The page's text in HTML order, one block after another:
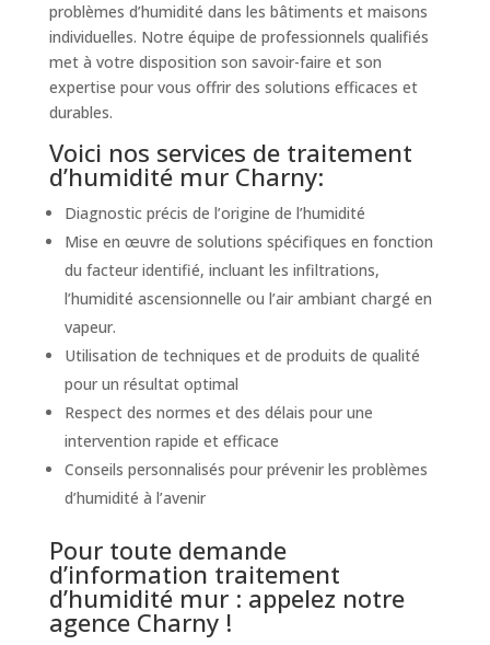
problèmes d’humidité dans les bâtiments et maisons
individuelles. Notre équipe de professionnels qualifiés
met à votre disposition son savoir-faire et son
expertise pour vous offrir des solutions efficaces et
durables.
Voici nos services de traitement
d’humidité mur Charny:
Diagnostic précis de l’origine de l’humidité
Mise en œuvre de solutions spécifiques en fonction
du facteur identifié, incluant les infiltrations,
l’humidité ascensionnelle ou l’air ambiant chargé en
vapeur.
Utilisation de techniques et de produits de qualité
pour un résultat optimal
Respect des normes et des délais pour une
intervention rapide et efficace
Conseils personnalisés pour prévenir les problèmes
d’humidité à l’avenir
Pour toute demande
d’information traitement
d’humidité mur : appelez notre
agence Charny !